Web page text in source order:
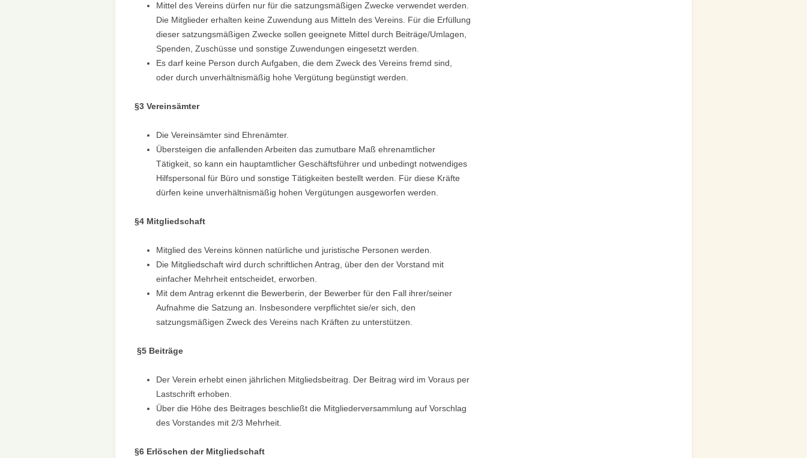
Mittel des Vereins dürfen nur für die satzungsmäßigen Zwecke verwendet werden.
Die Mitglieder erhalten keine Zuwendung aus Mitteln des Vereins. Für die Erfüllung
dieser satzungsmäßigen Zwecke sollen geeignete Mittel durch Beiträge/Umlagen,
Spenden, Zuschüsse und sonstige Zuwendungen eingesetzt werden.
Es darf keine Person durch Aufgaben, die dem Zweck des Vereins fremd sind,
oder durch unverhältnismäßig hohe Vergütung begünstigt werden.
§3 Vereinsämter
Die Vereinsämter sind Ehrenämter.
Übersteigen die anfallenden Arbeiten das zumutbare Maß ehrenamtlicher
Tätigkeit, so kann ein hauptamtlicher Geschäftsführer und unbedingt notwendiges
Hilfspersonal für Büro und sonstige Tätigkeiten bestellt werden. Für diese Kräfte
dürfen keine unverhältnismäßig hohen Vergütungen ausgeworfen werden.
§4 Mitgliedschaft
Mitglied des Vereins können natürliche und juristische Personen werden.
Die Mitgliedschaft wird durch schriftlichen Antrag, über den der Vorstand mit
einfacher Mehrheit entscheidet, erworben.
Mit dem Antrag erkennt die Bewerberin, der Bewerber für den Fall ihrer/seiner
Aufnahme die Satzung an. Insbesondere verpflichtet sie/er sich, den
satzungsmäßigen Zweck des Vereins nach Kräften zu unterstützen.
§5 Beiträge
Der Verein erhebt einen jährlichen Mitgliedsbeitrag. Der Beitrag wird im Voraus per
Lastschrift erhoben.
Über die Höhe des Beitrages beschließt die Mitgliederversammlung auf Vorschlag
des Vorstandes mit 2/3 Mehrheit.
§6 Erlöschen der Mitgliedschaft